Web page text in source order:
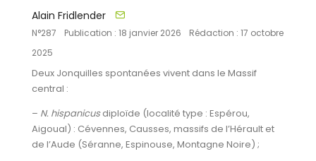
Alain Fridlender
N°287 Publication : 18 janvier 2026
Rédaction : 17 octobre
2025
Deux Jonquilles spontanées vivent dans le Massif
central :
– N. hispanicusdiploïde (localité type : Espérou,
Aigoual) : Cévennes, Causses, massifs de l’Hérault et
de l’Aude (Séranne, Espinouse, Montagne Noire) ;